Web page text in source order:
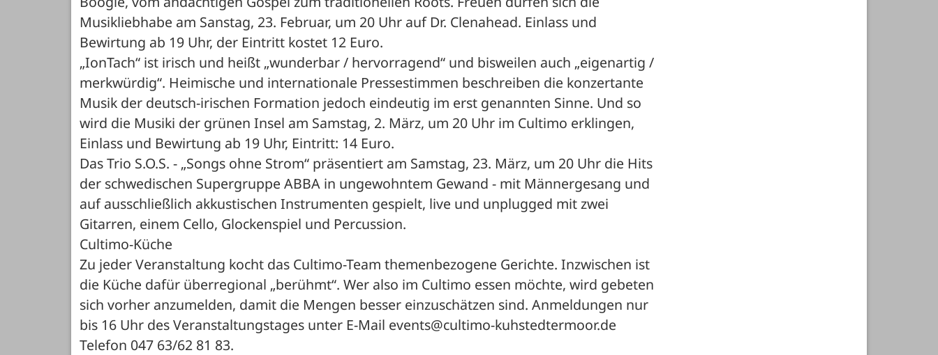
Musikliebhabe am Sanstag, 23. Februar, um 20 Uhr auf Dr. Clenahead. Einlass und
Bewirtung ab 19 Uhr, der Eintritt kostet 12 Euro.
„IonTach“ ist irisch und heißt „wunderbar / hervorragend“ und bisweilen auch „eigenartig /
merkwürdig“. Heimische und internationale Pressestimmen beschreiben die konzertante
Musik der deutsch-irischen Formation jedoch eindeutig im erst genannten Sinne. Und so
wird die Musiki der grünen Insel am Samstag, 2. März, um 20 Uhr im Cultimo erklingen,
Einlass und Bewirtung ab 19 Uhr, Eintritt: 14 Euro.
Das Trio S.O.S. - „Songs ohne Strom“ präsentiert am Samstag, 23. März, um 20 Uhr die Hits
der schwedischen Supergruppe ABBA in ungewohntem Gewand - mit Männergesang und
auf ausschließlich akkustischen Instrumenten gespielt, live und unplugged mit zwei
Gitarren, einem Cello, Glockenspiel und Percussion.
Cultimo-Küche
Zu jeder Veranstaltung kocht das Cultimo-Team themenbezogene Gerichte. Inzwischen ist
die Küche dafür überregional „berühmt“. Wer also im Cultimo essen möchte, wird gebeten
sich vorher anzumelden, damit die Mengen besser einzuschätzen sind. Anmeldungen nur
bis 16 Uhr des Veranstaltungstages unter E-Mail events@cultimo-kuhstedtermoor.de
Telefon 047 63/62 81 83.